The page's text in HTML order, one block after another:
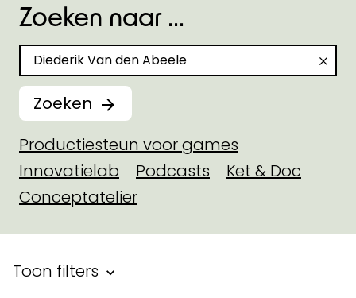
Zoeken naar ...
Zoeken naar
Zoeken
Productiesteun voor games
Innovatielab
Podcasts
Ket & Doc
Conceptatelier
Filter binnen toegekende
Toon filters